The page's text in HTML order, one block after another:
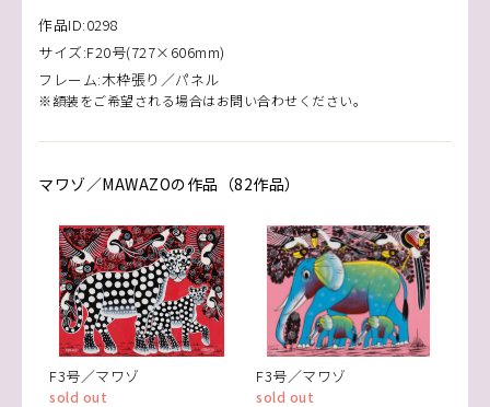
作品ID:0298
サイズ:F20号(727×606mm)
フレーム:木枠張り／パネル
※額装をご希望される場合はお問い合わせください。
マワゾ／MAWAZOの作品（82作品）
F3号／マワゾ
sold out
F3号／マワゾ
sold out